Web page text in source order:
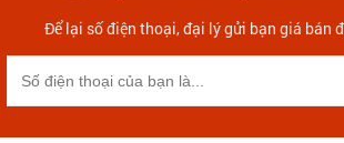
Để lại số điện thoại, đại lý gửi bạn giá bán